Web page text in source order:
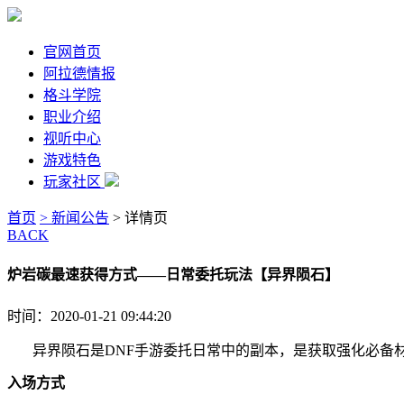
官网首页
阿拉德情报
格斗学院
职业介绍
视听中心
游戏特色
玩家社区
首页 > 新闻公告 > 详情页
BACK
炉岩碳最速获得方式——日常委托玩法【异界陨石】
时间：2020-01-21 09:44:20
异界陨石是DNF手游委托日常中的副本，是获取强化必备
入场方式